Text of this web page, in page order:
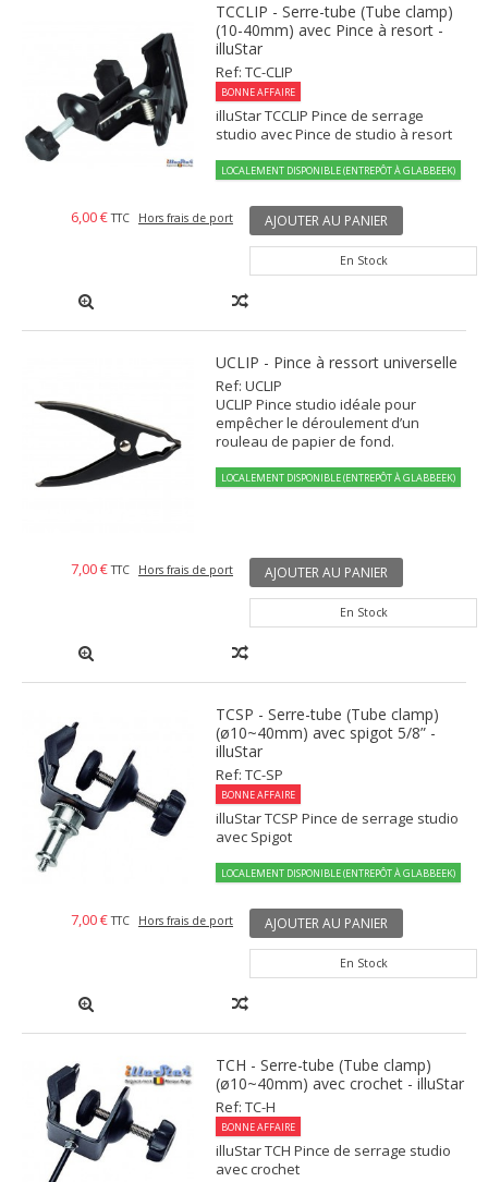
TCCLIP - Serre-tube (Tube clamp)
(10-40mm) avec Pince à resort -
illuStar
Ref: TC-CLIP
BONNE AFFAIRE
illuStar TCCLIP Pince de serrage
studio avec Pince de studio à resort
LOCALEMENT DISPONIBLE (ENTREPÔT À GLABBEEK)
6,00 € TTC Hors frais de port AJOUTER AU PANIER
En Stock
UCLIP - Pince à ressort universelle
Ref: UCLIP
UCLIP Pince studio idéale pour
empêcher le déroulement d’un
rouleau de papier de fond.
LOCALEMENT DISPONIBLE (ENTREPÔT À GLABBEEK)
7,00 € TTC Hors frais de port AJOUTER AU PANIER
En Stock
TCSP - Serre-tube (Tube clamp)
(ø10~40mm) avec spigot 5/8” -
illuStar
Ref: TC-SP
BONNE AFFAIRE
illuStar TCSP Pince de serrage studio
avec Spigot
LOCALEMENT DISPONIBLE (ENTREPÔT À GLABBEEK)
7,00 € TTC Hors frais de port AJOUTER AU PANIER
En Stock
TCH - Serre-tube (Tube clamp)
(ø10~40mm) avec crochet - illuStar
Ref: TC-H
BONNE AFFAIRE
illuStar TCH Pince de serrage studio
avec crochet